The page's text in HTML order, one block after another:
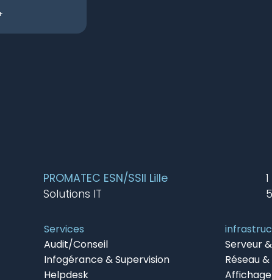
PROMATEC ESN/SSII Lille
Solutions IT
Services
Audit/Conseil
Infogérance & Supervision
Helpdesk
Serveur
Réseau
Affichage